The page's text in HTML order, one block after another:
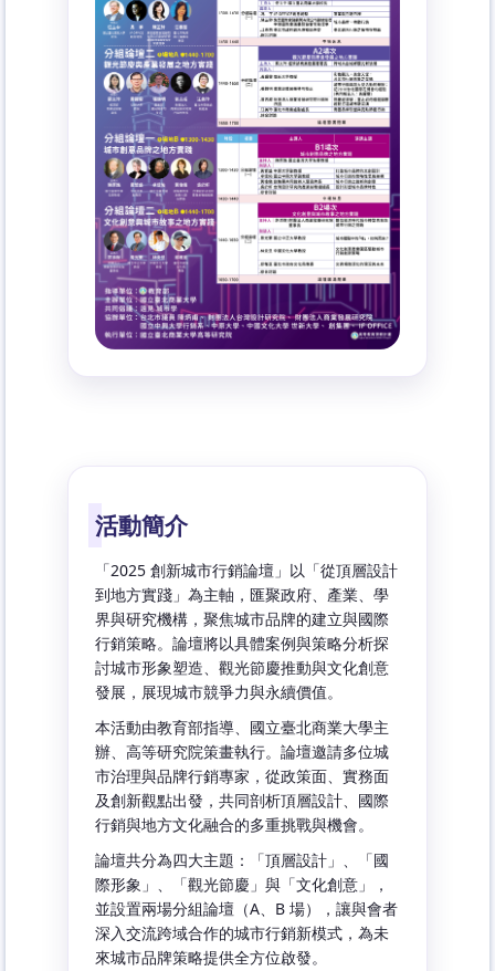
活動簡介
「2025 創新城市行銷論壇」以「從頂層設計
到地方實踐」為主軸，匯聚政府、產業、學
界與研究機構，聚焦城市品牌的建立與國際
行銷策略。論壇將以具體案例與策略分析探
討城市形象塑造、觀光節慶推動與文化創意
發展，展現城市競爭力與永續價值。
本活動由教育部指導、國立臺北商業大學主
辦、高等研究院策畫執行。論壇邀請多位城
市治理與品牌行銷專家，從政策面、實務面
及創新觀點出發，共同剖析頂層設計、國際
行銷與地方文化融合的多重挑戰與機會。
論壇共分為四大主題：「頂層設計」、「國
際形象」、「觀光節慶」與「文化創意」，
並設置兩場分組論壇（A、B 場），讓與會者
深入交流跨域合作的城市行銷新模式，為未
來城市品牌策略提供全方位啟發。